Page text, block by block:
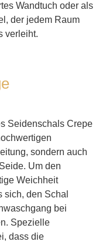
Wandtuch oder als
der jedem Raum
verleiht.
Seidenschals Crepe
sondern auch
Um den
Weichheit
sich, den Schal
bei
Spezielle
dass die